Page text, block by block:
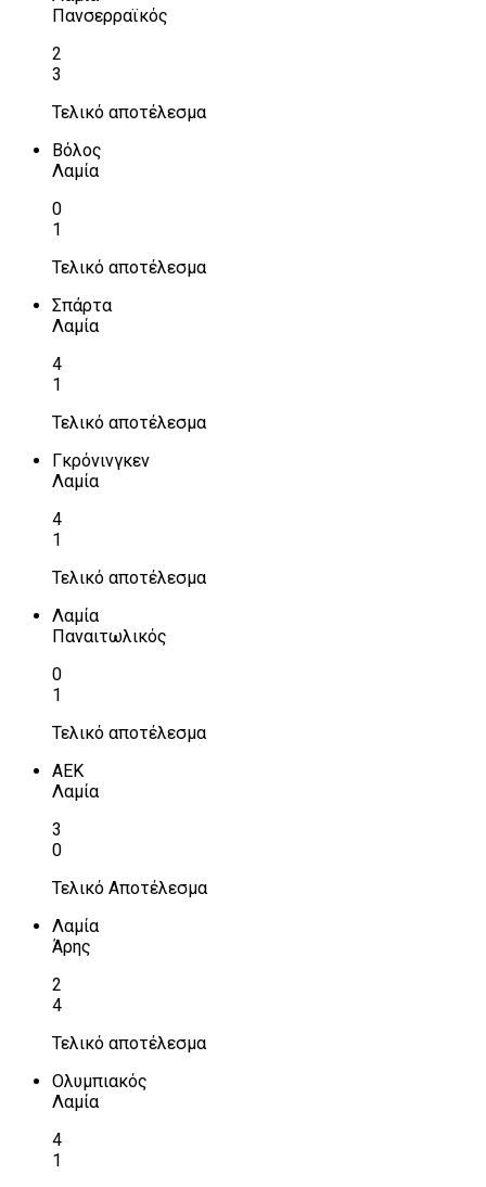
Πανσερραϊκός
2
3
Τελικό αποτέλεσμα
Βόλος
Λαμία
0
1
Τελικό αποτέλεσμα
Σπάρτα
Λαμία
4
1
Τελικό αποτέλεσμα
Γκρόνινγκεν
Λαμία
4
1
Τελικό αποτέλεσμα
Λαμία
Παναιτωλικός
0
1
Τελικό αποτέλεσμα
ΑΕΚ
Λαμία
3
0
Τελικό Αποτέλεσμα
Λαμία
Άρης
2
4
Τελικό αποτέλεσμα
Ολυμπιακός
Λαμία
4
1